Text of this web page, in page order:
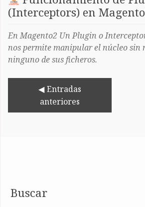
(Interceptors) en
En Magento2 Un Plugin o
nos permite manipular el núcleo sin
ninguno de sus ficheros.
Entradas
anteriores
Buscar